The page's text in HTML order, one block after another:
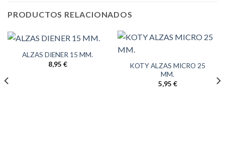
PRODUCTOS RELACIONADOS
ALZAS DIENER 15 MM.
8,95 €
KOTY ALZAS MICRO 25
MM.
5,95 €